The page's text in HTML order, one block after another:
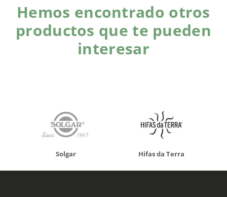
Hemos encontrado otros
productos que te pueden
interesar
Solgar Hifas da Terra